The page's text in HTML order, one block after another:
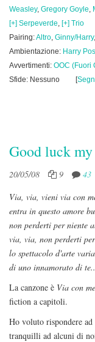
Weasley, Gregory Goyle,
[+] Serpeverde, [+] Trio
Pairing:Altro, Ginny/Harry,
Ambientazione: Harry
Avvertimenti: OOC (Fuori
Sfide: Nessuno
[
Good luck my
20/05/08 9 43
Via, via, vieni via con
entra in questo amore
non perderti per niente
via, via, non perderti
lo spettacolo d'arte varia
di uno innamorato di
La canzone è Via con me
fiction a capitoli.
Ho voluto rispondere ad
tranquilli ad alcuni di